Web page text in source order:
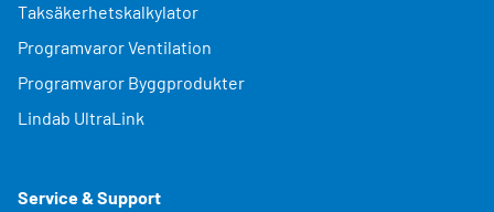
Taksäkerhetskalkylator
Programvaror Ventilation
Programvaror Byggprodukter
Lindab UltraLink
Service & Support